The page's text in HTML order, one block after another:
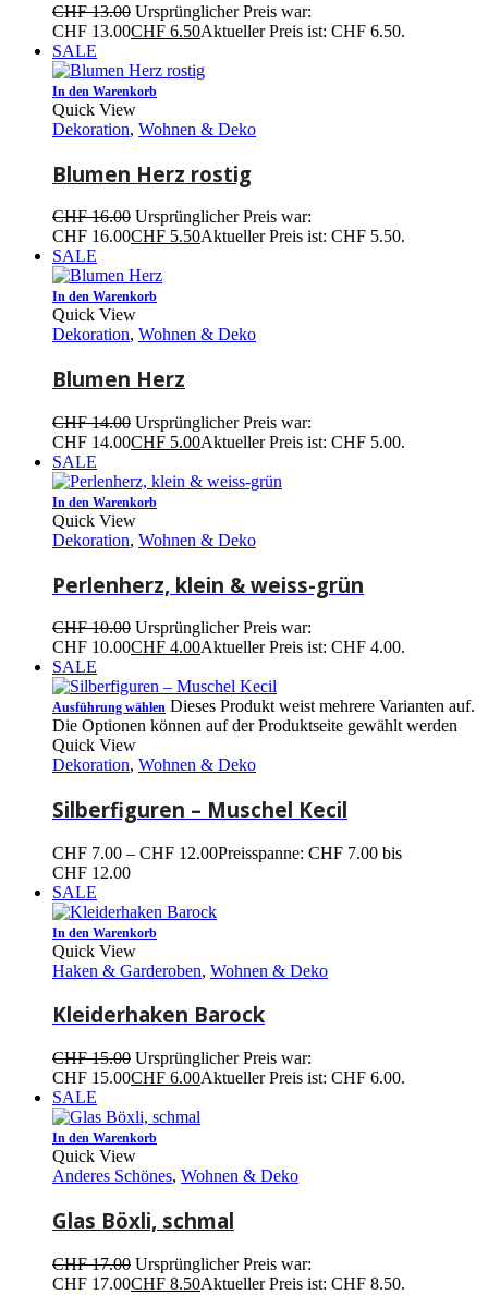
CHF13.00 Ursprünglicher Preis war:
CHF 13.00CHF 6.50Aktueller Preis ist: CHF 6.50.
SALE
In den Warenkorb
Quick View
Dekoration, Wohnen & Deko
Blumen Herz rostig
CHF16.00 Ursprünglicher Preis war:
CHF 16.00CHF 5.50Aktueller Preis ist: CHF 5.50.
SALE
In den Warenkorb
Quick View
Dekoration, Wohnen & Deko
Blumen Herz
CHF14.00 Ursprünglicher Preis war:
CHF 14.00CHF 5.00Aktueller Preis ist: CHF 5.00.
SALE
In den Warenkorb
Quick View
Dekoration, Wohnen & Deko
Perlenherz, klein & weiss-grün
CHF10.00 Ursprünglicher Preis war:
CHF 10.00CHF 4.00Aktueller Preis ist: CHF 4.00.
SALE
Ausführung wählen Dieses Produkt weist mehrere Varianten auf.
Die Optionen können auf der Produktseite gewählt werden
Quick View
Dekoration, Wohnen & Deko
Silberfiguren – Muschel Kecil
CHF 7.00 – CHF 12.00Preisspanne: CHF 7.00 bis
CHF 12.00
SALE
In den Warenkorb
Quick View
Haken & Garderoben, Wohnen & Deko
Kleiderhaken Barock
CHF15.00 Ursprünglicher Preis war:
CHF 15.00CHF 6.00Aktueller Preis ist: CHF 6.00.
SALE
In den Warenkorb
Quick View
Anderes Schönes, Wohnen & Deko
Glas Böxli, schmal
CHF17.00 Ursprünglicher Preis war:
CHF 17.00CHF 8.50Aktueller Preis ist: CHF 8.50.